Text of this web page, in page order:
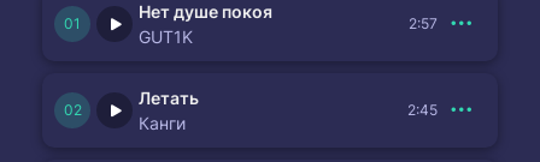
Нет душе покоя
GUT1K
2:57
Летать
Канги
2:45